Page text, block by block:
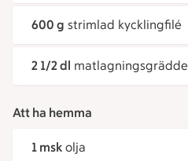
600 g strimlad kycklingfilé
2 1/2 dl matlagningsgrädde
Att ha hemma
1 msk olja